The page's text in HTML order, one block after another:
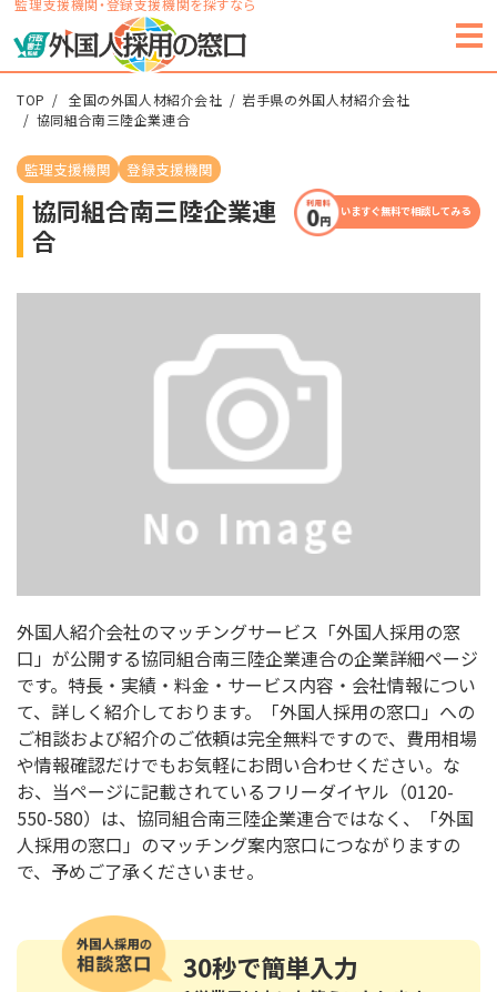
監理支援機関・登録支援機関を探すなら
TOP 全国の外国人材紹介会社
岩手県の外国人材紹介会社
協同組合南三陸企業連合
監理支援機関 登録支援機関
協同組合南三陸企業連
合
いますぐ無料で相談してみる
外国人紹介会社のマッチングサービス「外国人採用の窓
口」が公開する協同組合南三陸企業連合の企業詳細ページ
です。特長・実績・料金・サービス内容・会社情報につい
て、詳しく紹介しております。「外国人採用の窓口」への
ご相談および紹介のご依頼は完全無料ですので、費用相場
や情報確認だけでもお気軽にお問い合わせください。な
お、当ページに記載されているフリーダイヤル（0120-
550-580）は、協同組合南三陸企業連合ではなく、「外国
人採用の窓口」のマッチング案内窓口につながりますの
で、予めご了承くださいませ。
30秒で簡単入力